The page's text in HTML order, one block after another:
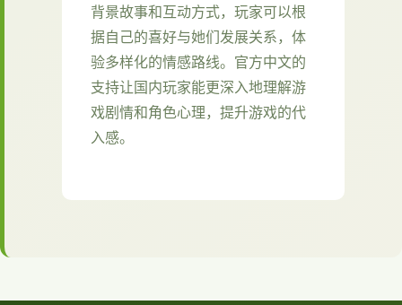
背景故事和互动方式，玩家可以根
据自己的喜好与她们发展关系，体
验多样化的情感路线。官方中文的
支持让国内玩家能更深入地理解游
戏剧情和角色心理，提升游戏的代
入感。